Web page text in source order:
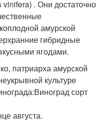
vinifera) . Они достаточно
амурской
гибридные
ягодами.
патриарха амурской
культуре
сорт
августа.